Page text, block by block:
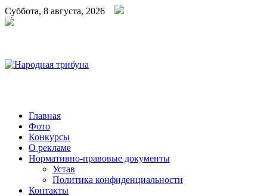
Суббота, 8 августа, 2026
Народная трибуна
Калининская районная газета
Главная
Фото
Конкурсы
О рекламе
Нормативно-правовые документы
Устав
Политика конфиденциальности
Контакты